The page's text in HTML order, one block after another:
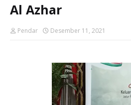
Al Azhar
Pendar Desember 11, 2021